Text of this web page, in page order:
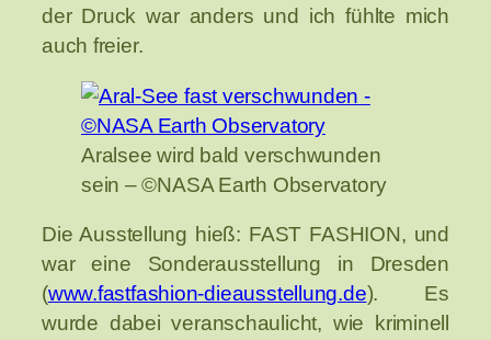
der Druck war anders und ich fühlte mich
auch freier.
Aralsee wird bald verschwunden
sein – ©NASA Earth Observatory
Die Ausstellung hieß: FAST FASHION, und
war eine Sonderausstellung in Dresden
(www.fastfashion-dieausstellung.de). Es
wurde dabei veranschaulicht, wie kriminell